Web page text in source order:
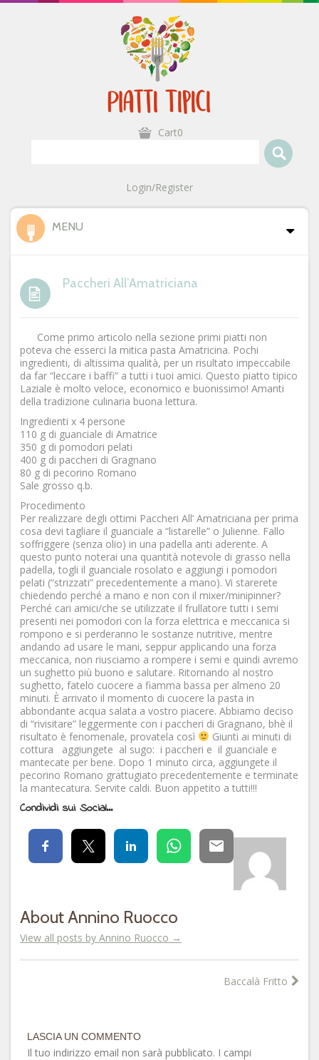
Cart0
Login/Register
MENU
Paccheri All’Amatriciana
Come primo articolo nella sezione primi piatti non
poteva che esserci la mitica pasta Amatricina. Pochi
ingredienti, di altissima qualità, per un risultato impeccabile
da far “leccare i baffi” a tutti i tuoi amici. Questo piatto tipico
Laziale è molto veloce, economico e buonissimo! Amanti
della tradizione culinaria buona lettura.
Ingredienti x 4 persone
110 g di guanciale di Amatrice
350 g di pomodori pelati
400 g di paccheri di Gragnano
80 g di pecorino Romano
Sale grosso q.b.
Procedimento
Per realizzare degli ottimi Paccheri All’ Amatriciana per prima
cosa devi tagliare il guanciale a “listarelle” o Julienne. Fallo
soffriggere (senza olio) in una padella anti aderente. A
questo punto noterai una quantità notevole di grasso nella
padella, togli il guanciale rosolato e aggiungi i pomodori
pelati (“strizzati” precedentemente a mano). Vi starerete
chiedendo perché a mano e non con il mixer/minipinner?
Perché cari amici/che se utilizzate il frullatore tutti i semi
presenti nei pomodori con la forza elettrica e meccanica si
rompono e si perderanno le sostanze nutritive, mentre
andando ad usare le mani, seppur applicando una forza
meccanica, non riusciamo a rompere i semi e quindi avremo
un sughetto più buono e salutare. Ritornando al nostro
sughetto, fatelo cuocere a fiamma bassa per almeno 20
minuti. È arrivato il momento di cuocere la pasta in
abbondante acqua salata a vostro piacere. Abbiamo deciso
di “rivisitare” leggermente con i paccheri di Gragnano, bhè il
risultato è fenomenale, provatela così
Giunti ai minuti di
cottura aggiungete al sugo: i paccheri e il guanciale e
mantecate per bene. Dopo 1 minuto circa, aggiungete il
pecorino Romano grattugiato precedentemente e terminate
la mantecatura. Servite caldi. Buon appetito a tutti!!!
Condividi sui Social...
About Annino Ruocco
View all posts by Annino Ruocco →
Baccalà Fritto
LASCIA UN COMMENTO
Il tuo indirizzo email non sarà pubblicato. I campi